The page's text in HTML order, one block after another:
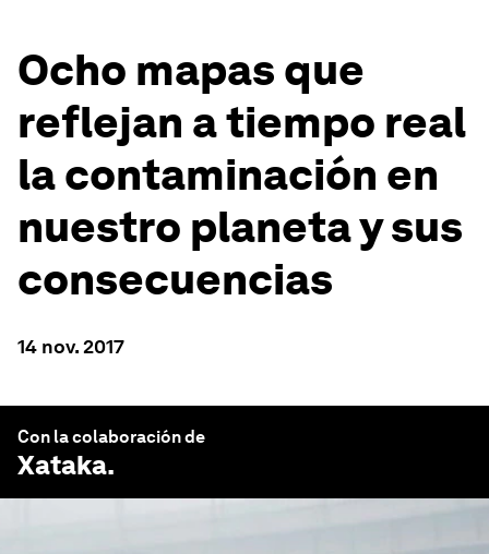
Ocho mapas que
reflejan a tiempo real
la contaminación en
nuestro planeta y sus
consecuencias
14 nov. 2017
Con la colaboración de
Xataka.